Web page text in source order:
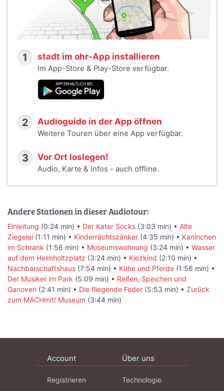
1 stadt im ohr-App installieren
Im App-Store & Play-Store verfügbar.
2 Audioguide in der App öffnen
Weitere Touren über eine App verfügbar.
3 Vor Ort loslegen!
Audio, Karte & Infos - auch offline.
Andere Stationen in dieser Audiotour:
Einleitung (0:24 min) • Der Kater Socks (3:03 min) • Alte
Ziegelei (1:11 min) • Kinderrächtszänker (4:35 min) • Kaninchen
im Schrank (1:56 min) • Museumswohnung (3:24 min) • Wasser
auf dem Helmholtzplatz (3:24 min) • Kiezkind (2:10 min) •
Nachbarschaftshaus (7:54 min) • Kühe und Pferde (1:56 min) •
Der Musiker im Park (5:09 min) • Reifen, Speichen und
Ganoven (2:41 min) • Die fliegende Feder (5:53 min) • Zurück
zum MACHmit! Museum (3:44 min)
Account
Registrieren
Über uns
Technologie